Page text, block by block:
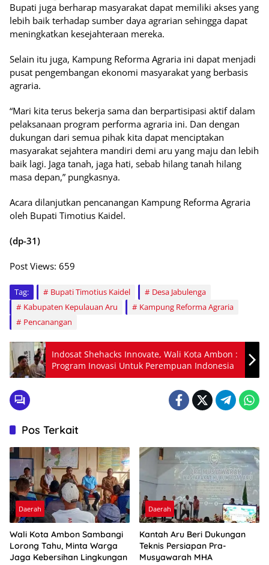
Bupati juga berharap masyarakat dapat memiliki akses yang
lebih baik terhadap sumber daya agrarian sehingga dapat
meningkatkan kesejahteraan mereka.
Selain itu juga, Kampung Reforma Agraria ini dapat menjadi
pusat pengembangan ekonomi masyarakat yang berbasis
agraria.
“Mari kita terus bekerja sama dan berpartisipasi aktif dalam
pelaksanaan program performa agraria ini. Dan dengan
dukungan dari semua pihak kita dapat menciptakan
masyarakat sejahtera mandiri demi aru yang maju dan lebih
baik lagi. Jaga tanah, jaga hati, sebab hilang tanah hilang
masa depan,” pungkasnya.
Acara dilanjutkan pencanangan Kampung Reforma Agraria
oleh Bupati Timotius Kaidel.
(dp-31)
Post Views: 659
Tag: Bupati Timotius Kaidel
Desa Jabulenga
Kabupaten Kepulauan Aru
Kampung Reforma Agraria
Pencanangan
Indosat Shehacks Innovate, Wali Kota Ambon :
Program Inovasi Untuk Perempuan Indonesia
Pos Terkait
Daerah
Wali Kota Ambon Sambangi
Lorong Tahu, Minta Warga
Jaga Kebersihan Lingkungan
Daerah
Kantah Aru Beri Dukungan
Teknis Persiapan Pra-
Musyawarah MHA